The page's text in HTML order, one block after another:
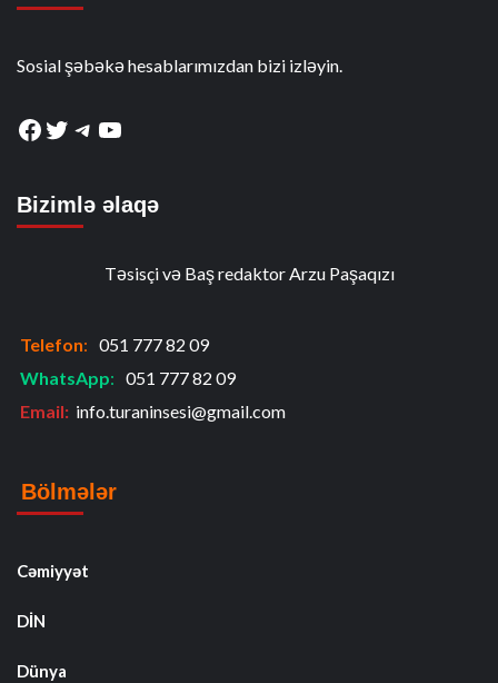
Sosial şəbəkə hesablarımızdan bizi izləyin.
Facebook
Twitter
Telegram
YouTube
Bizimlə əlaqə
Təsisçi və Baş redaktor Arzu Paşaqızı
Telefon: 051 777 82 09
WhatsApp: 051 777 82 09
Email: info.turaninsesi@gmail.com
Bölmələr
Cəmiyyət
DİN
Dünya